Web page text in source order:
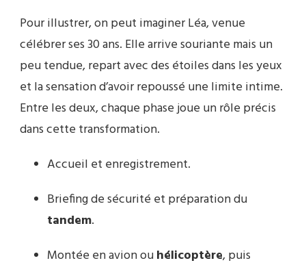
Pour illustrer, on peut imaginer Léa, venue
célébrer ses 30 ans. Elle arrive souriante mais un
peu tendue, repart avec des étoiles dans les yeux
et la sensation d’avoir repoussé une limite intime.
Entre les deux, chaque phase joue un rôle précis
dans cette transformation.
Accueil et enregistrement.
Briefing de sécurité et préparation du
tandem.
Montée en avion ouhélicoptère, puis